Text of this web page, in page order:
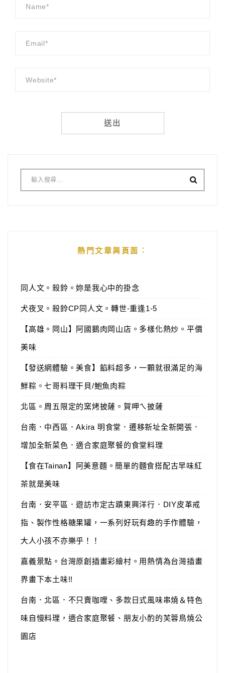
熱門文章與頁面︰
同人文。殺鈴。妳是我心中的掛念
犬夜叉。殺鈴CP同人文。轉世-重逢1-5
【高雄。岡山】阿國鵝肉岡山店。多樣化熱炒。平價
美味
【發送網體驗。美食】餡料超多，一顆就很滿足的海
鮮粽。七哥料理干貝/鮑魚肉粽
北區。周五限定的窯烤披薩。賀呷ㄟ披薩
台南．中西區．Akira 明食堂．遷移新址全新開張．
增加全新菜色．適合家庭聚餐的食堂料理
【食在Tainan】阿美意麵。簡單的麵食搭配古早味紅
茶就是美味
台南．安平區．遊訪市定古蹟東興洋行．DIY皮革戒
指、製作性格糖果罐，一系列好玩有趣的手作體驗，
大人小孩不亦樂乎！！
嘉義景點。台灣原創插畫彩繪村。用熱情為台灣插畫
界畫下本土味!!
台南．北區．不只賣咖哩、多款日式風味串燒＆特色
味自慢料理，適合家庭聚餐、朋友小酌的芙蓉鳥燒公
園店